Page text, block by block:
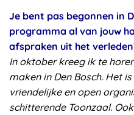
Je bent pas begonnen in
programma al van jouw
afspraken uit het
In oktober kreeg ik te
maken in Den Bosch. Het
vriendelijke en open
schitterende Toonzaal.